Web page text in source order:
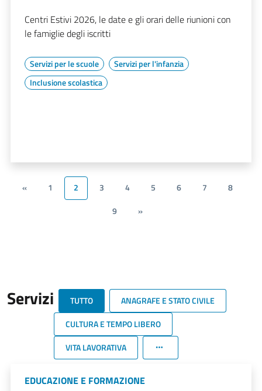
Centri Estivi 2026, le date e gli orari delle riunioni con
le famiglie degli iscritti
Servizi per le scuole
Servizi per l'infanzia
Inclusione scolastica
« 1 2 3 4 5 6 7
8
9
»
Servizi TUTTO
ANAGRAFE E STATO CIVILE
CULTURA E TEMPO LIBERO
VITA LAVORATIVA
EDUCAZIONE E FORMAZIONE